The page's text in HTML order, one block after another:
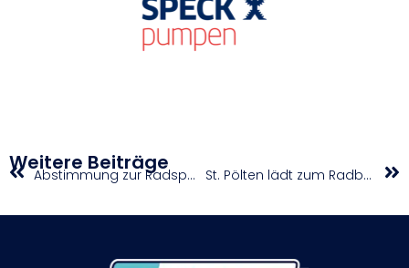
Weitere Beiträge Abstimmung zur Radsportlerin und zum Radsportler des Jahres 2024 St. Pölten lädt zum Radball-Weltcup am Samstag